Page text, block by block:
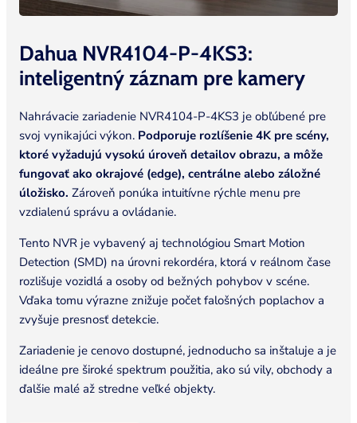
Dahua NVR4104-P-4KS3:
inteligentný záznam pre kamery
Nahrávacie zariadenie NVR4104-P-4KS3 je obľúbené pre
svoj vynikajúci výkon. Podporuje rozlíšenie 4K pre scény,
ktoré vyžadujú vysokú úroveň detailov obrazu, a môže
fungovať ako okrajové (edge), centrálne alebo záložné
úložisko. Zároveň ponúka intuitívne rýchle menu pre
vzdialenú správu a ovládanie.
Tento NVR je vybavený aj technológiou Smart Motion
Detection (SMD) na úrovni rekordéra, ktorá v reálnom čase
rozlišuje vozidlá a osoby od bežných pohybov v scéne.
Vďaka tomu výrazne znižuje počet falošných poplachov a
zvyšuje presnosť detekcie.
Zariadenie je cenovo dostupné, jednoducho sa inštaluje a je
ideálne pre široké spektrum použitia, ako sú vily, obchody a
ďalšie malé až stredne veľké objekty.